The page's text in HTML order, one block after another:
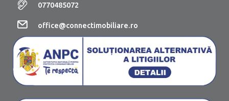
0770485072
office@connectimobiliare.ro